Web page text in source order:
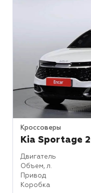
Кроссоверы
Kia Sportage
Двигатель
Объем, л.
Привод
Коробка